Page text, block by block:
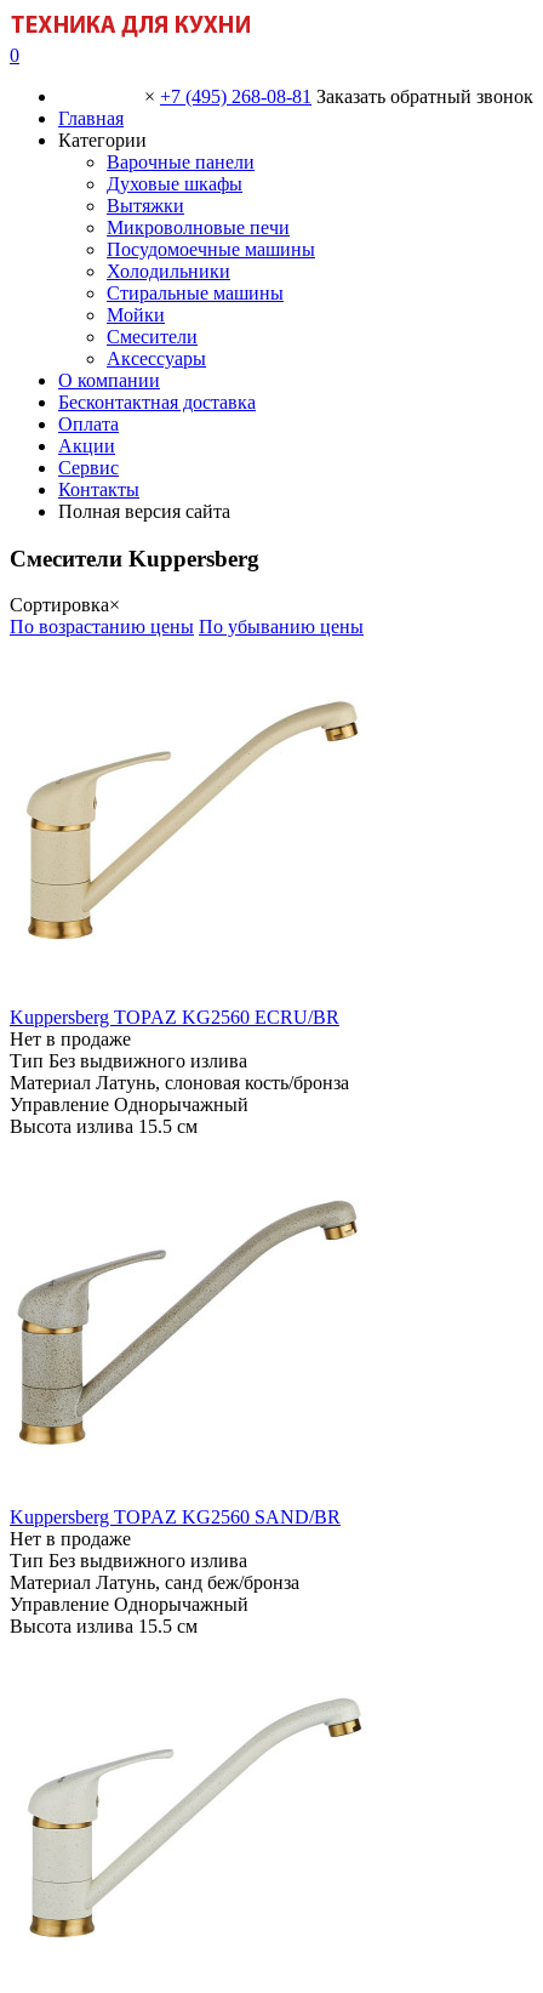
0
× +7 (495) 268-08-81 Заказать обратный звонок
Главная
Категории
Варочные панели
Духовые шкафы
Вытяжки
Микроволновые печи
Посудомоечные машины
Холодильники
Стиральные машины
Мойки
Смесители
Аксессуары
О компании
Бесконтактная доставка
Оплата
Акции
Сервис
Контакты
Полная версия сайта
Смесители Kuppersberg
Сортировка×
По возрастанию цены По убыванию цены
Kuppersberg TOPAZ KG2560 ECRU/BR
Нет в продаже
Тип Без выдвижного излива
Материал Латунь, слоновая кость/бронза
Управление Однорычажный
Высота излива 15.5 см
Kuppersberg TOPAZ KG2560 SAND/BR
Нет в продаже
Тип Без выдвижного излива
Материал Латунь, санд беж/бронза
Управление Однорычажный
Высота излива 15.5 см